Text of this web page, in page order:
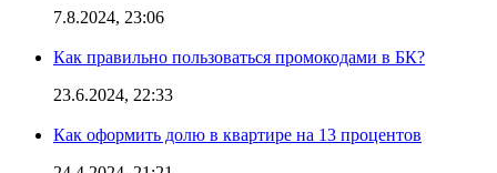
7.8.2024, 23:06
Как правильно пользоваться промокодами в БК?
23.6.2024, 22:33
Как оформить долю в квартире на 13 процентов